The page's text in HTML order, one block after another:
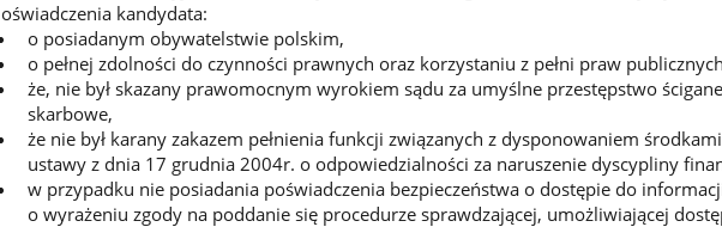
oświadczenia kandydata:
o posiadanym obywatelstwie polskim,
o pełnej zdolności do czynności prawnych oraz korzystaniu z pełni praw
że, nie był skazany prawomocnym wyrokiem sądu za umyślne przestępstwo
skarbowe,
że nie był karany zakazem pełnienia funkcji związanych z dysponowaniem
ustawy z dnia 17 grudnia 2004r. o odpowiedzialności za naruszenie dyscypliny
w przypadku nie posiadania poświadczenia bezpieczeństwa o dostępie do
o wyrażeniu zgody na poddanie się procedurze sprawdzającej, umożliwiającej